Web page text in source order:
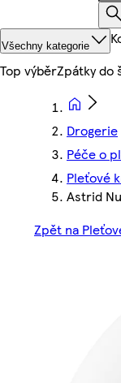
Všechny kategorie
Top výběrZpátky do
Drogerie
Péče o
Pleťové
Astrid
Zpět na